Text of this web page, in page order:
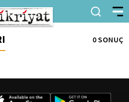
0 SONUÇ